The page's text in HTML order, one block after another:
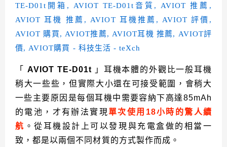
「 AVIOT TE-D01t
」耳機本體的外觀比一般耳機
稍大一些些，但實際大小還在可接受範圍，會稍大
一些主要原因是每個耳機中需要容納下高達85mAh
的電池，才有辦法實現 單次使用18小時的驚人續
航 。從耳機設計上可以發現與充電盒做的相當一
致，都是以兩個不同材質的方式製作而成。